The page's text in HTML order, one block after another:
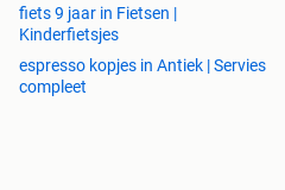
fiets 9 jaar in Fietsen |
Kinderfietsjes
espresso kopjes in Antiek | Servies
compleet